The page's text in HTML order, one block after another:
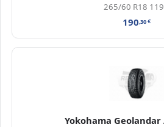
265/60 R18
190,30€
Yokohama Geolandar